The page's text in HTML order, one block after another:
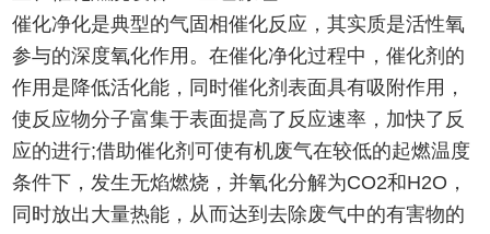
催化净化是典型的气固相催化反应，其实质是活性氧
参与的深度氧化作用。在催化净化过程中，催化剂的
作用是降低活化能，同时催化剂表面具有吸附作用，
使反应物分子富集于表面提高了反应速率，加快了反
应的进行;借助催化剂可使有机废气在较低的起燃温度
条件下，发生无焰燃烧，并氧化分解为CO2和H2O，
同时放出大量热能，从而达到去除废气中的有害物的